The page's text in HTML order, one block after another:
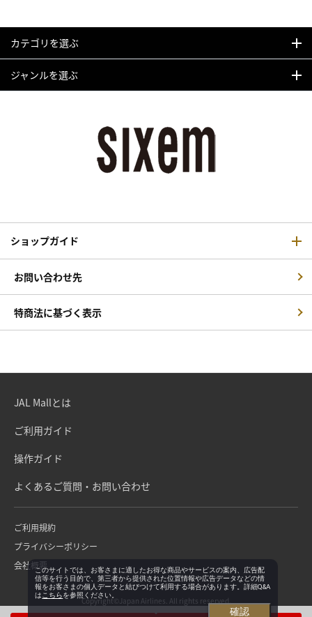
カテゴリを選ぶ
ジャンルを選ぶ
ショップガイド
お問い合わせ先
特商法に基づく表示
JAL Mallとは
ご利用ガイド
操作ガイド
よくあるご質問・お問い合わせ
ご利用規約
プライバシーポリシー
会社概要
Copyright©Japan Airlines. All rights reserved.
このサイトでは、お客さまに適したお得な商品やサービスの案内、広告配
信等を行う目的で、第三者から提供された位置情報や広告データなどの情
報をお客さまの個人データと結びつけて利用する場合があります。詳細Q&A
は こちらを参照ください。
確認